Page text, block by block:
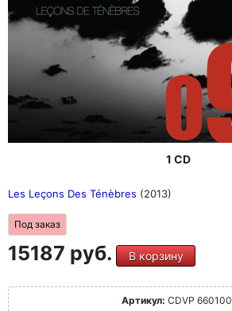
1 CD
Les Leçons Des Ténèbres (2013)
Под заказ
15187 руб. В корзину
Артикул: CDVP 660100